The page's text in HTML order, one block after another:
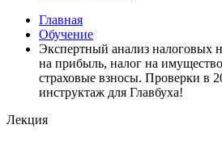
Главная
Обучение
Экспертный анализ налоговых
на прибыль, налог на
страховые взносы. Проверки в
инструктаж для Главбуха!
Лекция